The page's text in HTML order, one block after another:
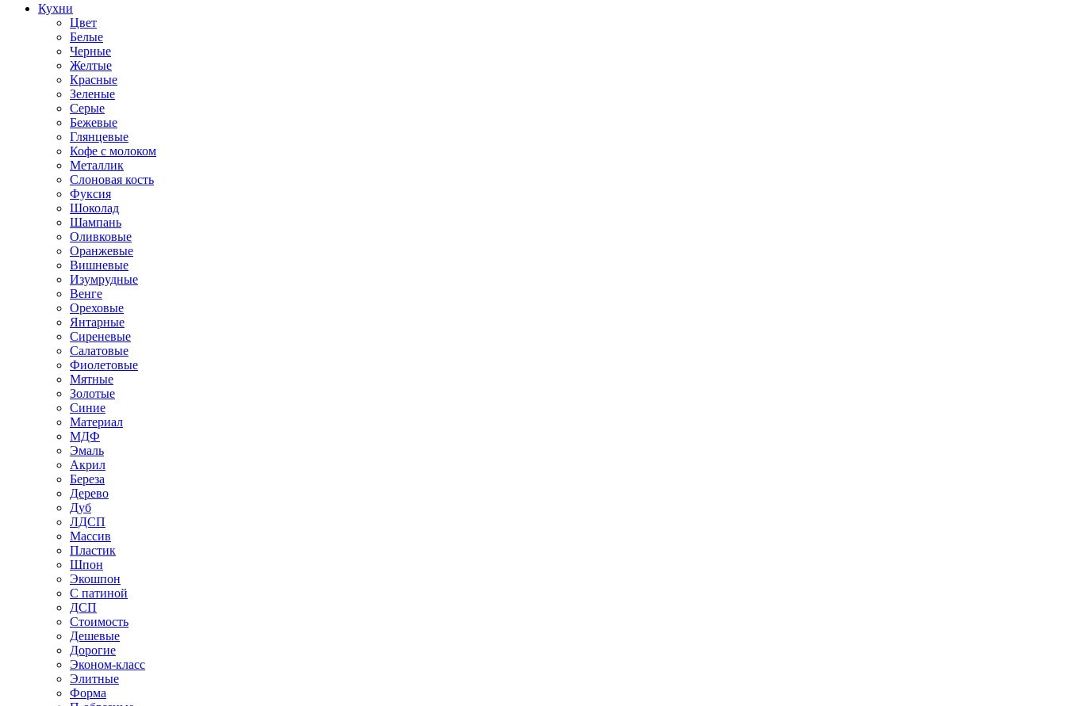
Кухни
Цвет
Белые
Черные
Желтые
Красные
Зеленые
Серые
Бежевые
Глянцевые
Кофе с молоком
Металлик
Слоновая кость
Фуксия
Шоколад
Шампань
Оливковые
Оранжевые
Вишневые
Изумрудные
Венге
Ореховые
Янтарные
Сиреневые
Салатовые
Фиолетовые
Мятные
Золотые
Синие
Материал
МДФ
Эмаль
Акрил
Береза
Дерево
Дуб
ЛДСП
Массив
Пластик
Шпон
Экошпон
С патиной
ДСП
Стоимость
Дешевые
Дорогие
Эконом-класс
Элитные
Форма